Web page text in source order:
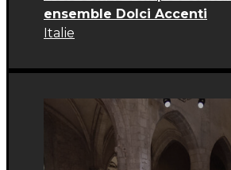
ensemble Dolci Accenti
Italie